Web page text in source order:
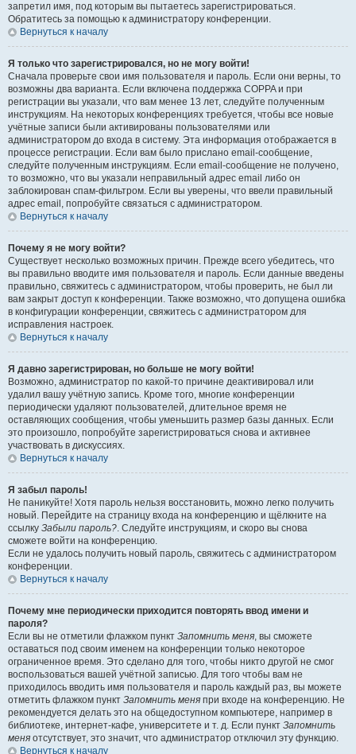
запретил имя, под которым вы пытаетесь зарегистрироваться.
Обратитесь за помощью к администратору конференции.
Вернуться к началу
Я только что зарегистрировался, но не могу войти!
Сначала проверьте свои имя пользователя и пароль. Если они верны, то
возможны два варианта. Если включена поддержка COPPA и при
регистрации вы указали, что вам менее 13 лет, следуйте полученным
инструкциям. На некоторых конференциях требуется, чтобы все новые
учётные записи были активированы пользователями или
администратором до входа в систему. Эта информация отображается в
процессе регистрации. Если вам было прислано email-сообщение,
следуйте полученным инструкциям. Если email-сообщение не получено,
то возможно, что вы указали неправильный адрес email либо он
заблокирован спам-фильтром. Если вы уверены, что ввели правильный
адрес email, попробуйте связаться с администратором.
Вернуться к началу
Почему я не могу войти?
Существует несколько возможных причин. Прежде всего убедитесь, что
вы правильно вводите имя пользователя и пароль. Если данные введены
правильно, свяжитесь с администратором, чтобы проверить, не был ли
вам закрыт доступ к конференции. Также возможно, что допущена ошибка
в конфигурации конференции, свяжитесь с администратором для
исправления настроек.
Вернуться к началу
Я давно зарегистрирован, но больше не могу войти!
Возможно, администратор по какой-то причине деактивировал или
удалил вашу учётную запись. Кроме того, многие конференции
периодически удаляют пользователей, длительное время не
оставляющих сообщения, чтобы уменьшить размер базы данных. Если
это произошло, попробуйте зарегистрироваться снова и активнее
участвовать в дискуссиях.
Вернуться к началу
Я забыл пароль!
Не паникуйте! Хотя пароль нельзя восстановить, можно легко получить
новый. Перейдите на страницу входа на конференцию и щёлкните на
ссылку Забыли пароль?. Следуйте инструкциям, и скоро вы снова
сможете войти на конференцию.
Если не удалось получить новый пароль, свяжитесь с администратором
конференции.
Вернуться к началу
Почему мне периодически приходится повторять ввод имени и
пароля?
Если вы не отметили флажком пункт Запомнить меня, вы сможете
оставаться под своим именем на конференции только некоторое
ограниченное время. Это сделано для того, чтобы никто другой не смог
воспользоваться вашей учётной записью. Для того чтобы вам не
приходилось вводить имя пользователя и пароль каждый раз, вы можете
отметить флажком пункт Запомнить меня при входе на конференцию. Не
рекомендуется делать это на общедоступном компьютере, например в
библиотеке, интернет-кафе, университете и т. д. Если пункт Запомнить
меня отсутствует, это значит, что администратор отключил эту функцию.
Вернуться к началу